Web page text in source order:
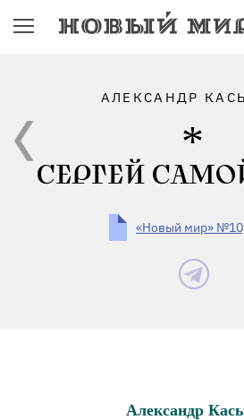
АЛЕКСАНДР
СЕРГЕЙ
«Новый мир»
Александр